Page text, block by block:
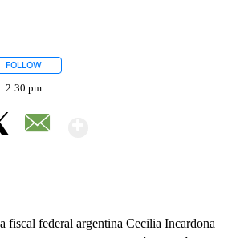
FOLLOW
2:30 pm
federal argentina Cecilia Incardona